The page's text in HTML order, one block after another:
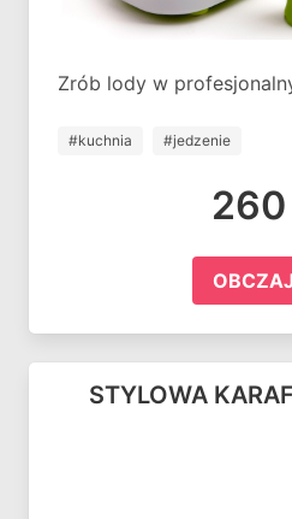
Zrób lody w
#kuchnia #jedzenie
260
STYLOWA